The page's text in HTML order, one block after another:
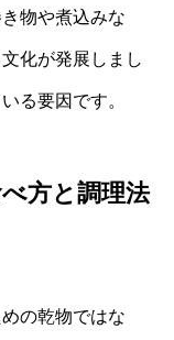
物や煮込みな
化が発展しまし
る要因です。
方と調理法
の乾物ではな